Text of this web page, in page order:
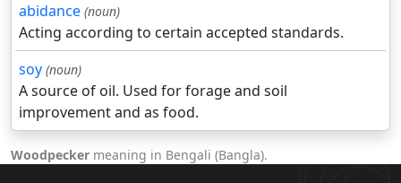
abidance (noun)
Acting according to certain accepted standards.
soy (noun)
A source of oil. Used for forage and soil
improvement and as food.
Woodpecker meaning in Bengali (Bangla).